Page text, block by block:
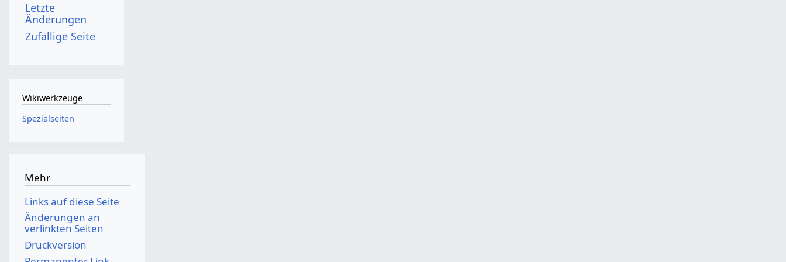
Letzte
Änderungen
Zufällige Seite
Wikiwerkzeuge
Spezialseiten
Mehr
Links auf diese Seite
Änderungen an
verlinkten Seiten
Druckversion